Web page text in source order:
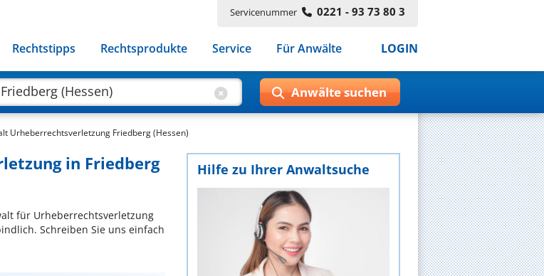
Servicenummer 0221 - 93 73 80 3
Rechtstipps Rechtsprodukte Service Für Anwälte LOGIN
Urheberrechtsverletzung Friedberg (Hessen)
in Friedberg
für Urheberrechtsverletzung
Schreiben Sie uns einfach
Hilfe zu Ihrer Anwaltsuche